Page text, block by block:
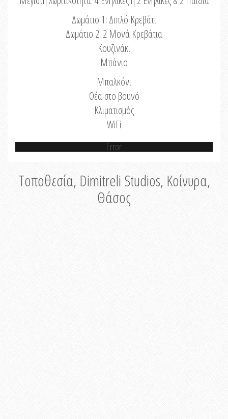
Δωμάτιο 1: Διπλό Κρεβάτι
Δωμάτιο 2: 2 Μονά Κρεβάτια
Κουζινάκι
Μπάνιο
Μπαλκόνι
Θέα στο βουνό
Κλιματισμός
WiFi
Error
Τοποθεσία, Dimitreli Studios, Κοίνυρα,
Θάσος